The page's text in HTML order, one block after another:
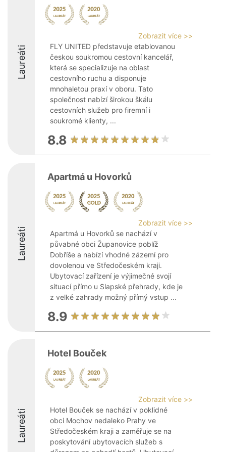
Laureáti
Zobrazit více >>
FLY UNITED představuje etablovanou
českou soukromou cestovní kancelář,
která se specializuje na oblast
cestovního ruchu a disponuje
mnohaletou praxí v oboru. Tato
společnost nabízí širokou škálu
cestovních služeb pro firemní i
soukromé klienty, ...
8.8
Laureáti
Apartmá u Hovorků
Zobrazit více >>
Apartmá u Hovorků se nachází v
půvabné obci Županovice poblíž
Dobříše a nabízí vhodné zázemí pro
dovolenou ve Středočeském kraji.
Ubytovací zařízení je výjimečné svojí
situací přímo u Slapské přehrady, kde je
z velké zahrady možný přímý vstup ...
8.9
Laureáti
Hotel Bouček
Zobrazit více >>
Hotel Bouček se nachází v poklidné
obci Mochov nedaleko Prahy ve
Středočeském kraji a zaměřuje se na
poskytování ubytovacích služeb s